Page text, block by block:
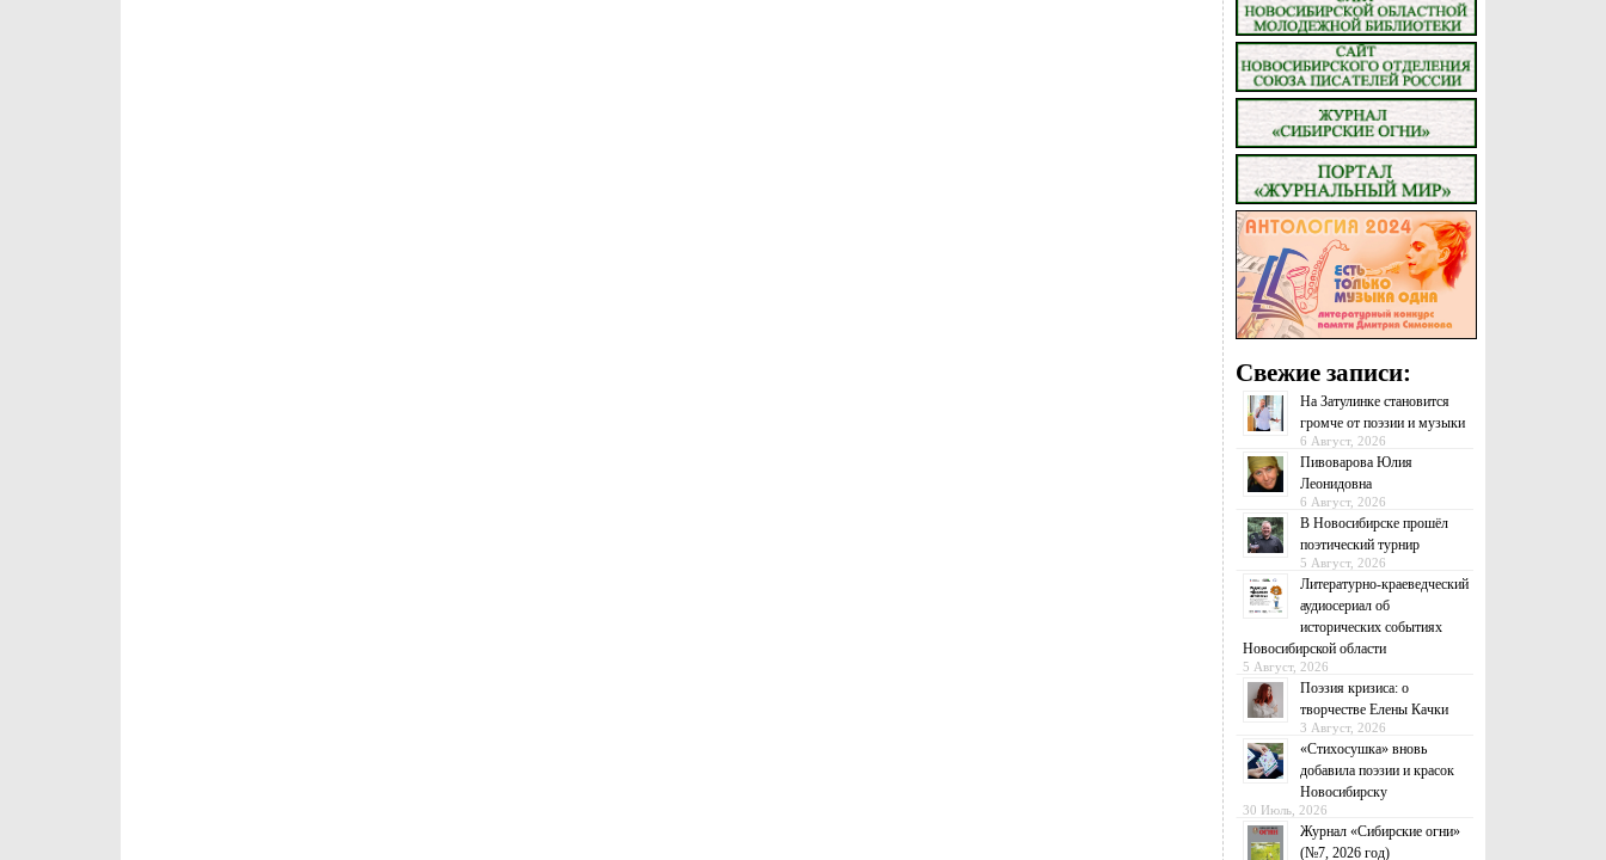
Свежие записи:
На Затулинке становится
громче от поэзии и музыки
6 Август, 2026
Пивоварова Юлия
Леонидовна
6 Август, 2026
В Новосибирске прошёл
поэтический турнир
5 Август, 2026
Литературно-краеведческий
аудиосериал об
исторических событиях
Новосибирской области
5 Август, 2026
Поэзия кризиса: о
творчестве Елены Качки
3 Август, 2026
«Стихосушка» вновь
добавила поэзии и красок
Новосибирску
30 Июль, 2026
Журнал «Сибирские огни»
(№7, 2026 год)